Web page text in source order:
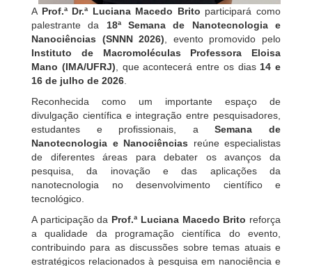
A Prof.ª Dr.ª Luciana Macedo Brito participará como
palestrante da 18ª Semana de Nanotecnologia e
Nanociências (SNNN 2026) , evento promovido pelo
Instituto de Macromoléculas Professora Eloisa
Mano (IMA/UFRJ) , que acontecerá entre os dias 14 e
16 de julho de 2026
Reconhecida como um importante espaço de
divulgação científica e integração entre pesquisadores,
estudantes e profissionais, aSemana de
Nanotecnologia e Nanociências reúne especialistas
de diferentes áreas para debater os avanços da
pesquisa, da inovação e das aplicações da
nanotecnologia no desenvolvimento científico e
tecnológico.
A participação da Prof.ª Luciana Macedo Brito reforça
a qualidade da programação científica do evento,
contribuindo para as discussões sobre temas atuais e
estratégicos relacionados à pesquisa em nanociência e